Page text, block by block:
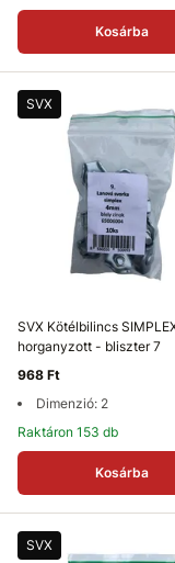
Kosárba
SVX
SVX Kötélbilincs
horganyzott - bliszter 7
968 Ft
Dimenzió: 2
Raktáron 153 db
Kosárba
SVX